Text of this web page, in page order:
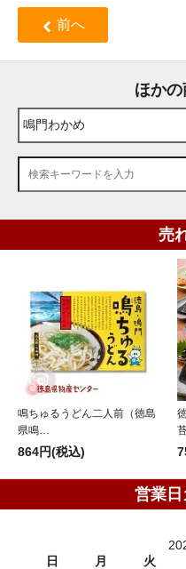
前へ
ほか
売
鳴ちゅるうどん二人前（徳島
県鳴…
864円(税込)
営業
日
月 火